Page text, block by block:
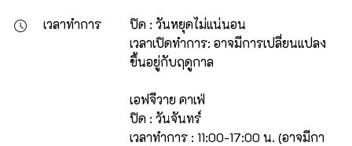
เวลาทำการ
ปิด : วันหยุดไม่แน่นอน
เวลาเปิดทำการ: อาจมีการเปลี่ยนแปลง
ขึ้นอยู่กับฤดูกาล
เอฟจีวาย คาเฟ่
ปิด : วันจันทร์
เวลาทำการ : 11:00-17:00 น. (อาจมีกา